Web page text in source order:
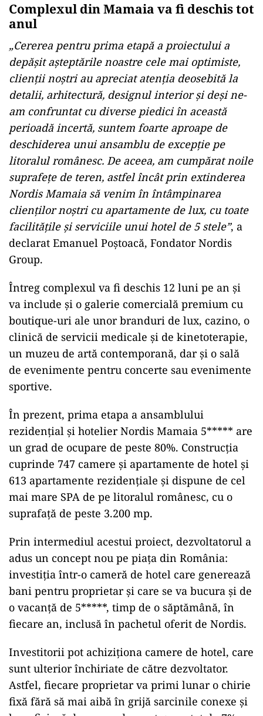
Complexul din Mamaia va fi deschis tot
anul
„Cererea pentru prima etapă a proiectului a
depășit așteptările noastre cele mai optimiste,
clienții noștri au apreciat atenția deosebită la
detalii, arhitectură, designul interior și deși ne-
am confruntat cu diverse piedici în această
perioadă incertă, suntem foarte aproape de
deschiderea unui ansamblu de excepție pe
litoralul românesc. De aceea, am cumpărat noile
suprafețe de teren, astfel încât prin extinderea
Nordis Mamaia să venim în întâmpinarea
clienților noștri cu apartamente de lux, cu toate
facilitățile și serviciile unui hotel de 5 stele”, a
declarat Emanuel Poștoacă, Fondator Nordis
Group.
Întreg complexul va fi deschis 12 luni pe an și
va include și o galerie comercială premium cu
boutique-uri ale unor branduri de lux, cazino, o
clinică de servicii medicale și de kinetoterapie,
un muzeu de artă contemporană, dar și o sală
de evenimente pentru concerte sau evenimente
sportive.
În prezent, prima etapa a ansamblului
rezidențial și hotelier Nordis Mamaia 5***** are
un grad de ocupare de peste 80%. Construcția
cuprinde 747 camere și apartamente de hotel și
613 apartamente rezidențiale și dispune de cel
mai mare SPA de pe litoralul românesc, cu o
suprafață de peste 3.200 mp.
Prin intermediul acestui proiect, dezvoltatorul a
adus un concept nou pe piața din România:
investiția într-o cameră de hotel care generează
bani pentru proprietar și care se va bucura și de
o vacanță de 5*****, timp de o săptămână, în
fiecare an, inclusă în pachetul oferit de Nordis.
Investitorii pot achiziționa camere de hotel, care
sunt ulterior închiriate de către dezvoltator.
Astfel, fiecare proprietar va primi lunar o chirie
fixă fără să mai aibă în grijă sarcinile conexe și